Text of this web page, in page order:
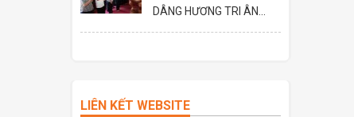
DÂNG HƯƠNG TRI ÂN...
LIÊN KẾT WEBSITE